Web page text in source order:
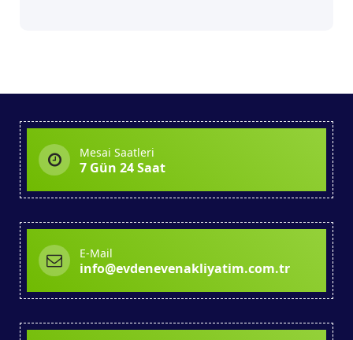
Mesai Saatleri
7 Gün 24 Saat
E-Mail
info@evdenevenakliyatim.com.tr